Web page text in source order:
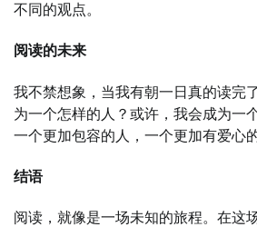
不同的观点。
阅读的未来
我不禁想象，当我有朝一日真的读完
为一个怎样的人？或许，我会成为一
一个更加包容的人，一个更加有爱心的
结语
阅读，就像是一场未知的旅程。在这